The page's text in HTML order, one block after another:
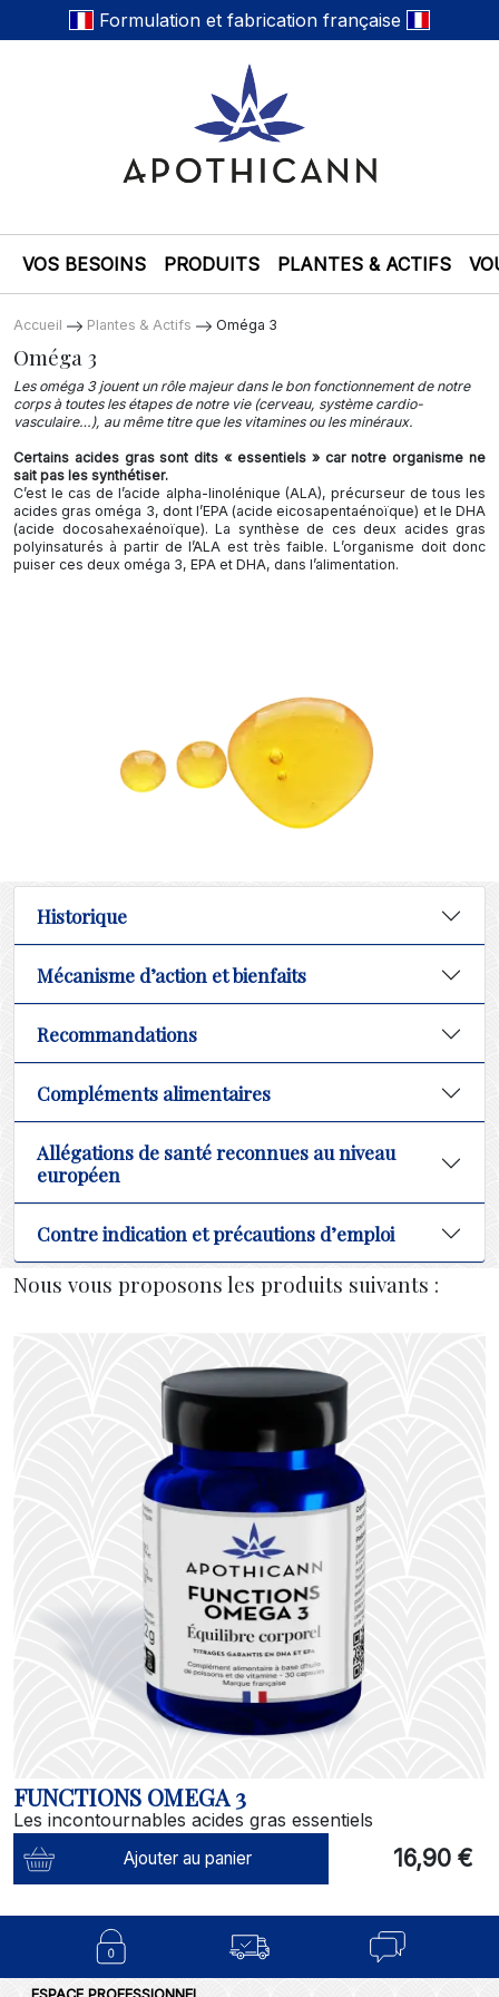
Formulation et fabrication française
VOS BESOINS PRODUITS PLANTES & ACTIFS
Accueil Plantes & Actifs Oméga 3
Oméga 3
Les oméga 3 jouent un rôle majeur dans le bon fonctionnement de notre
corps à toutes les étapes de notre vie (cerveau, système cardio-
vasculaire…), au même titre que les vitamines ou les minéraux.
Certains acides gras sont dits « essentiels » car notre organisme ne
sait pas les synthétiser.
C’est le cas de l’acide alpha-linolénique (ALA), précurseur de tous les
acides gras oméga 3, dont l’EPA (acide eicosapentaénoïque) et le DHA
(acide docosahexaénoïque). La synthèse de ces deux acides gras
polyinsaturés à partir de l’ALA est très faible. L’organisme doit donc
puiser ces deux oméga 3, EPA et DHA, dans l’alimentation.
Historique
Mécanisme d’action et bienfaits
Recommandations
Compléments alimentaires
Allégations de santé reconnues au niveau
européen
Contre indication et précautions d’emploi
Nous vous proposons les produits suivants :
FUNCTIONS OMEGA 3
Les incontournables acides gras essentiels
Ajouter au panier 16,90 €